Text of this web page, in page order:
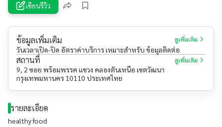
เขียนรีวิว
ข้อมูลเพิ่มเติม ดูเพิ่มเติม
วันเวลาเปิด-ปิด อัตราค่าบริการ เหมาะสำหรับ ข้อมูลติดต่อ
สถานที่ ดูเพิ่มเติม
9, 2 ซอย พร้อมพรรค แขวง คลองตันเหนือ เขตวัฒนา
กรุงเทพมหานคร 10110 ประเทศไทย
รายละเอียด
healthy food